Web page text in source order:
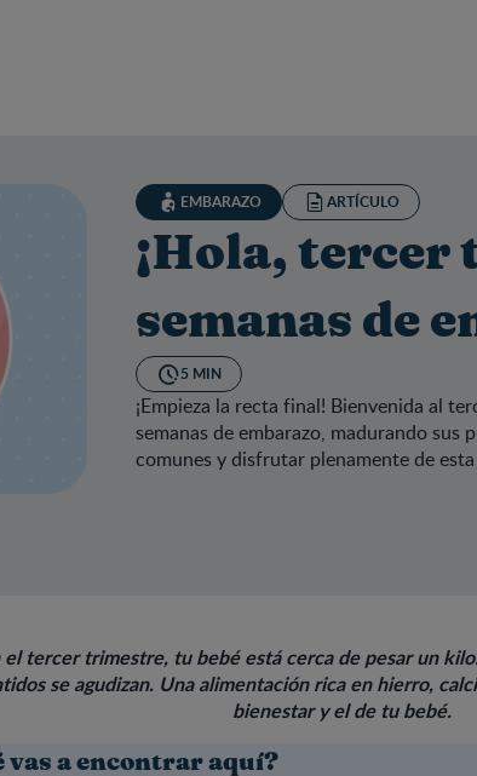
EMBARAZO ARTÍCULO
¡Hola, tercer
semanas de
5 MIN
¡Empieza la recta final! Bienvenida al
semanas de embarazo, madurando
comunes y disfrutar plenamente de
el tercer trimestre, tu bebé está cerca de pesar un
se agudizan. Una alimentación rica en hierro,
bienestar y el de tu bebé.
vas a encontrar aquí?